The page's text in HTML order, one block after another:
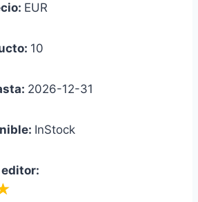
EUR
10
2026-12-31
InStock